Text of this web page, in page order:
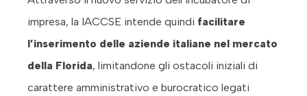
impresa, la IACCSE intende quindi facilitare
l’inserimento delle aziende italiane nel mercato
della Florida, limitandone gli ostacoli iniziali di
carattere amministrativo e burocratico legati